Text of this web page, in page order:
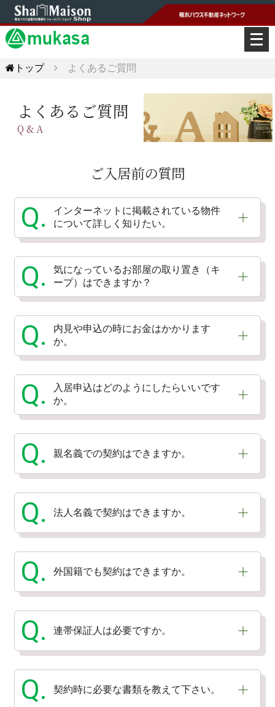
メ
ニ
開
く
トップ よくあるご質問
よくあるご質問
Q & A
ご入居前の質問
Q.
インターネットに掲載されている物件
について詳しく知りたい。
Q.
気になっているお部屋の取り置き（キ
ープ）はできますか？
Q.
内見や申込の時にお金はかかります
か。
Q.
入居申込はどのようにしたらいいです
か。
Q. 親名義での契約はできますか。
Q. 法人名義で契約はできますか。
Q. 外国籍でも契約はできますか。
Q. 連帯保証人は必要ですか。
Q. 契約時に必要な書類を教えて下さい。